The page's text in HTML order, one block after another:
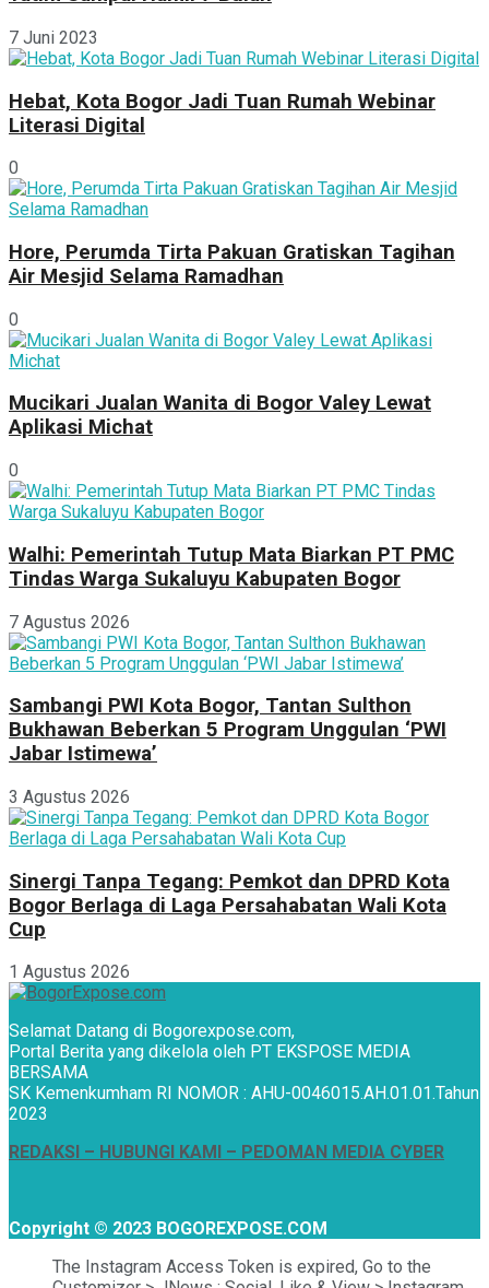
7 Juni 2023
Hebat, Kota Bogor Jadi Tuan Rumah Webinar
Literasi Digital
0
Hore, Perumda Tirta Pakuan Gratiskan Tagihan
Air Mesjid Selama Ramadhan
0
Mucikari Jualan Wanita di Bogor Valey Lewat
Aplikasi Michat
0
Walhi: Pemerintah Tutup Mata Biarkan PT PMC
Tindas Warga Sukaluyu Kabupaten Bogor
7 Agustus 2026
Sambangi PWI Kota Bogor, Tantan Sulthon
Bukhawan Beberkan 5 Program Unggulan ‘PWI
Jabar Istimewa’
3 Agustus 2026
Sinergi Tanpa Tegang: Pemkot dan DPRD Kota
Bogor Berlaga di Laga Persahabatan Wali Kota
Cup
1 Agustus 2026
Selamat Datang di Bogorexpose.com,
Portal Berita yang dikelola oleh PT EKSPOSE MEDIA
BERSAMA
SK Kemenkumham RI NOMOR : AHU-0046015.AH.01.01.Tahun
2023
REDAKSI – HUBUNGI KAMI – PEDOMAN MEDIA CYBER
Copyright © 2023 BOGOREXPOSE.COM
The Instagram Access Token is expired, Go to the